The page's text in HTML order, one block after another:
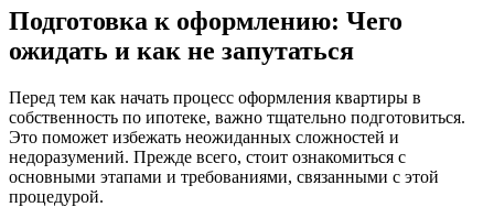
Подготовка к оформлению: Чего
ожидать и как не запутаться
Перед тем как начать процесс оформления квартиры в
собственность по ипотеке, важно тщательно подготовиться.
Это поможет избежать неожиданных сложностей и
недоразумений. Прежде всего, стоит ознакомиться с
основными этапами и требованиями, связанными с этой
процедурой.